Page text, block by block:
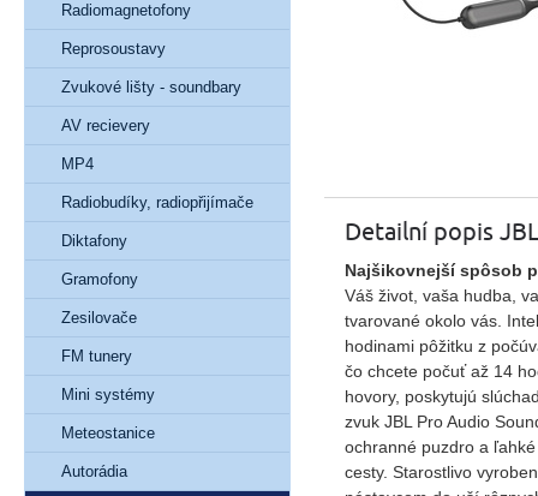
Detailní popis
Najšikovnejší spôsob
Váš život, vaša hudba,
tvarované okolo vás.
hodinami pôžitku z
čo chcete počuť až 14
hovory, poskytujú
zvuk JBL Pro Audio
ochranné puzdro a
cesty. Starostlivo
Radiomagnetofony
Reprosoustavy
Zvukové lišty - soundbary
AV recievery
MP4
Radiobudíky, radiopřijímače
Diktafony
Gramofony
Zesilovače
FM tunery
Mini systémy
Meteostanice
Autorádia